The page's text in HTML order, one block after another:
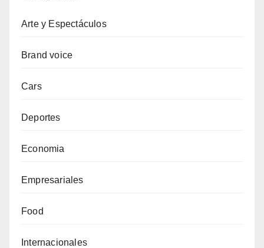
Arte y Espectáculos
Brand voice
Cars
Deportes
Economia
Empresariales
Food
Internacionales